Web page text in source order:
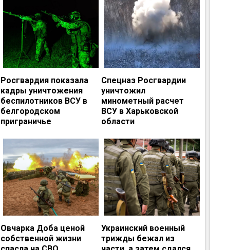
Росгвардия показала
кадры уничтожения
беспилотников ВСУ в
белгородском
приграничье
Спецназ Росгвардии
уничтожил
минометный расчет
ВСУ в Харьковской
области
Овчарка Доба ценой
собственной жизни
Украинский военный
трижды бежал из